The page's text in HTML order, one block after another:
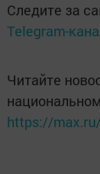
Следите за
Telegram-
Читайте
https://